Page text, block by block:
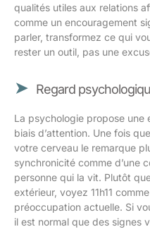
qualités utiles aux relations
comme un encouragement
parler, transformez ce qui
rester un outil, pas une
Regard
La psychologie propose une
biais d’attention. Une fois
votre cerveau le remarque
synchronicité comme d’une
personne qui la vit. Plutôt
extérieur, voyez 11h11
préoccupation actuelle. Si
il est normal que des signes